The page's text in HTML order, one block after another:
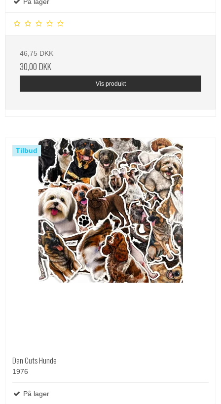
På lager
46,75 DKK
30,00 DKK
Vis produkt
Tilbud
Dan Cuts Hunde
1976
På lager